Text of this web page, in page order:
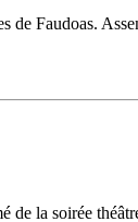
Faudoas.
la soirée